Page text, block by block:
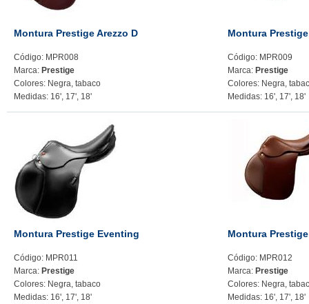
Montura Prestige Arezzo D
Código: MPR008
Marca: Prestige
Colores: Negra, tabaco
Medidas: 16', 17', 18'
Montura
Código: MPR009
Marca: Prestige
Colores: Negra,
Medidas: 16', 17', 18'
Montura Prestige Eventing
Código: MPR011
Marca: Prestige
Colores: Negra, tabaco
Medidas: 16', 17', 18'
Montura
Código: MPR012
Marca: Prestige
Colores: Negra,
Medidas: 16', 17', 18'